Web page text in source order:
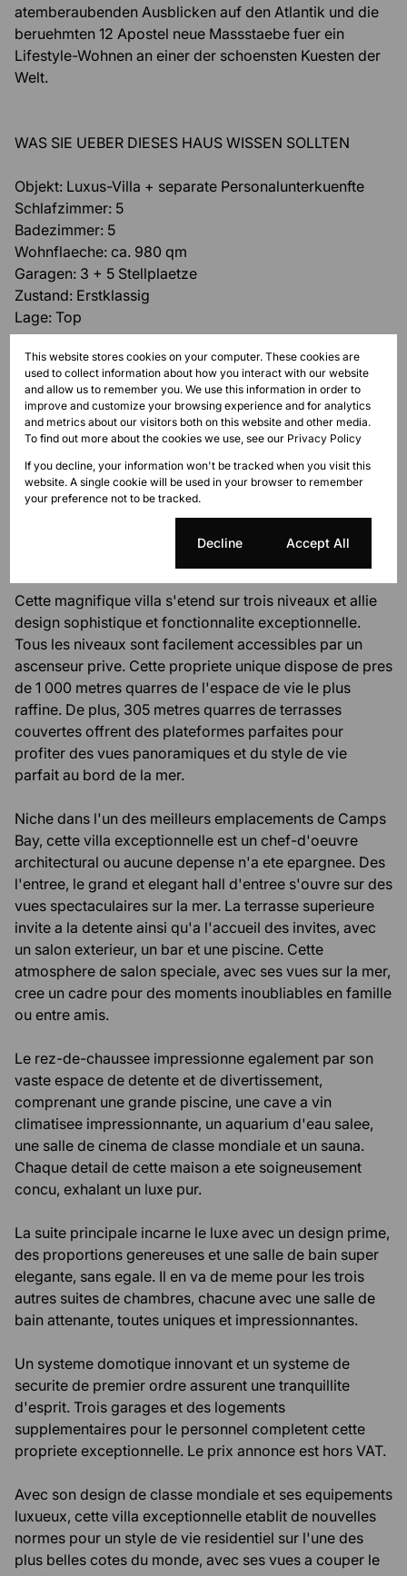
atemberaubenden Ausblicken auf den Atlantik und die
beruehmten 12 Apostel neue Massstaebe fuer ein
Lifestyle-Wohnen an einer der schoensten Kuesten der
Welt.
WAS SIE UEBER DIESES HAUS WISSEN SOLLTEN
Objekt: Luxus-Villa + separate Personalunterkuenfte
Schlafzimmer: 5
Badezimmer: 5
Wohnflaeche: ca. 980 qm
Garagen: 3 + 5 Stellplaetze
Zustand: Erstklassig
Lage: Top
----
Incarnation du style de vie luxueux
Decouvrez une elegance incomparable et un luxe
epoustouflant dans cette villa extraordinaire qui offre
bien plus que des vues panoramiques a couper le
souffle sur l'ocean Atlantique et les montagnes
Cette magnifique villa s'etend sur trois niveaux et allie
design sophistique et fonctionnalite exceptionnelle.
Tous les niveaux sont facilement accessibles par un
ascenseur prive. Cette propriete unique dispose de pres
de 1 000 metres quarres de l'espace de vie le plus
raffine. De plus, 305 metres quarres de terrasses
couvertes offrent des plateformes parfaites pour
profiter des vues panoramiques et du style de vie
parfait au bord de la mer.
Niche dans l'un des meilleurs emplacements de Camps
Bay, cette villa exceptionnelle est un chef-d'oeuvre
architectural ou aucune depense n'a ete epargnee. Des
l'entree, le grand et elegant hall d'entree s'ouvre sur des
vues spectaculaires sur la mer. La terrasse superieure
invite a la detente ainsi qu'a l'accueil des invites, avec
un salon exterieur, un bar et une piscine. Cette
atmosphere de salon speciale, avec ses vues sur la mer,
cree un cadre pour des moments inoubliables en famille
ou entre amis.
Le rez-de-chaussee impressionne egalement par son
vaste espace de detente et de divertissement,
comprenant une grande piscine, une cave a vin
climatisee impressionnante, un aquarium d'eau salee,
une salle de cinema de classe mondiale et un sauna.
Chaque detail de cette maison a ete soigneusement
concu, exhalant un luxe pur.
La suite principale incarne le luxe avec un design prime,
des proportions genereuses et une salle de bain super
elegante, sans egale. Il en va de meme pour les trois
autres suites de chambres, chacune avec une salle de
bain attenante, toutes uniques et impressionnantes.
Un systeme domotique innovant et un systeme de
securite de premier ordre assurent une tranquillite
d'esprit. Trois garages et des logements
supplementaires pour le personnel completent cette
propriete exceptionnelle. Le prix annonce est hors VAT.
Avec son design de classe mondiale et ses equipements
luxueux, cette villa exceptionnelle etablit de nouvelles
normes pour un style de vie residentiel sur l'une des
plus belles cotes du monde, avec ses vues a couper le
This website stores cookies on your computer. These cookies are
used to collect information about how you interact with our website
and allow us to remember you. We use this information in order to
improve and customize your browsing experience and for analytics
and metrics about our visitors both on this website and other media.
To find out more about the cookies we use, see our Privacy Policy
If you decline, your information won't be tracked when you visit this
website. A single cookie will be used in your browser to remember
your preference not to be tracked.
Decline Accept All